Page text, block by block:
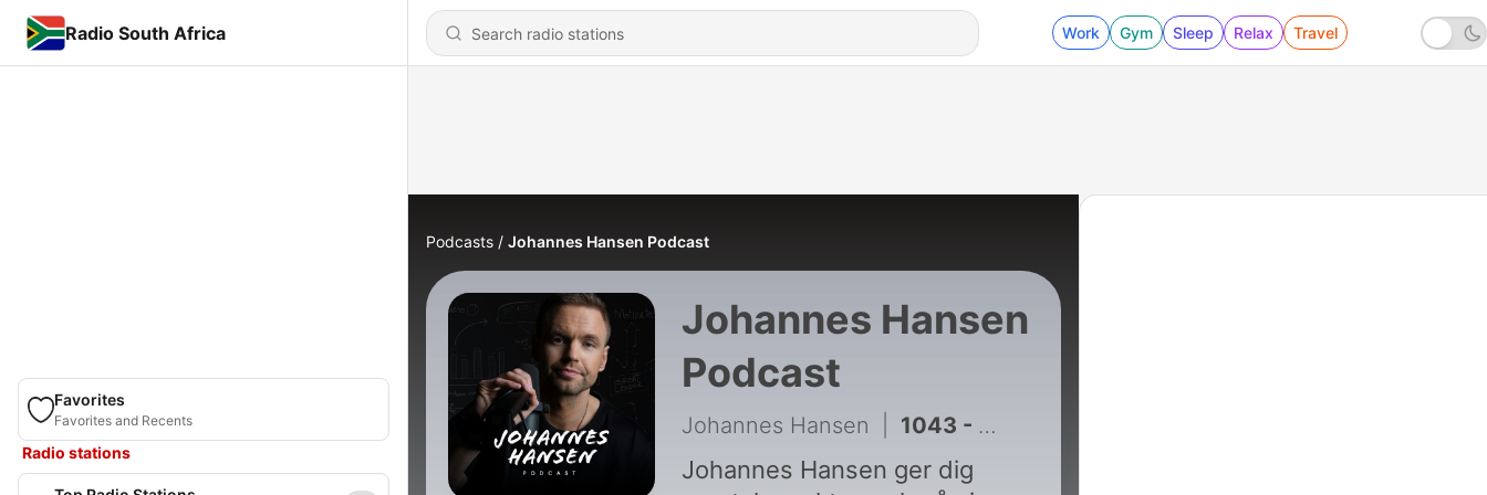
Radio South Africa Work Gym Sleep Relax Travel
Favorites
Favorites and Recents
Radio stations
Podcasts Johannes Hansen Podcast
Johannes Hansen
Podcast
Johannes Hansen 1043 - #734. Trött på att vara stark
Johannes Hansen ger dig